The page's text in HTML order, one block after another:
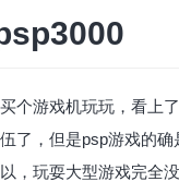
个游戏机玩玩，看上
了，但是psp游戏的确
，玩耍大型游戏完全